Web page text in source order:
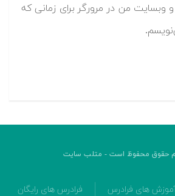
و وبسایت من در مرورگر برای زمانی که
حقوق محفوظ است - متلب سایت
های فرادرس فرادرس های رایگان